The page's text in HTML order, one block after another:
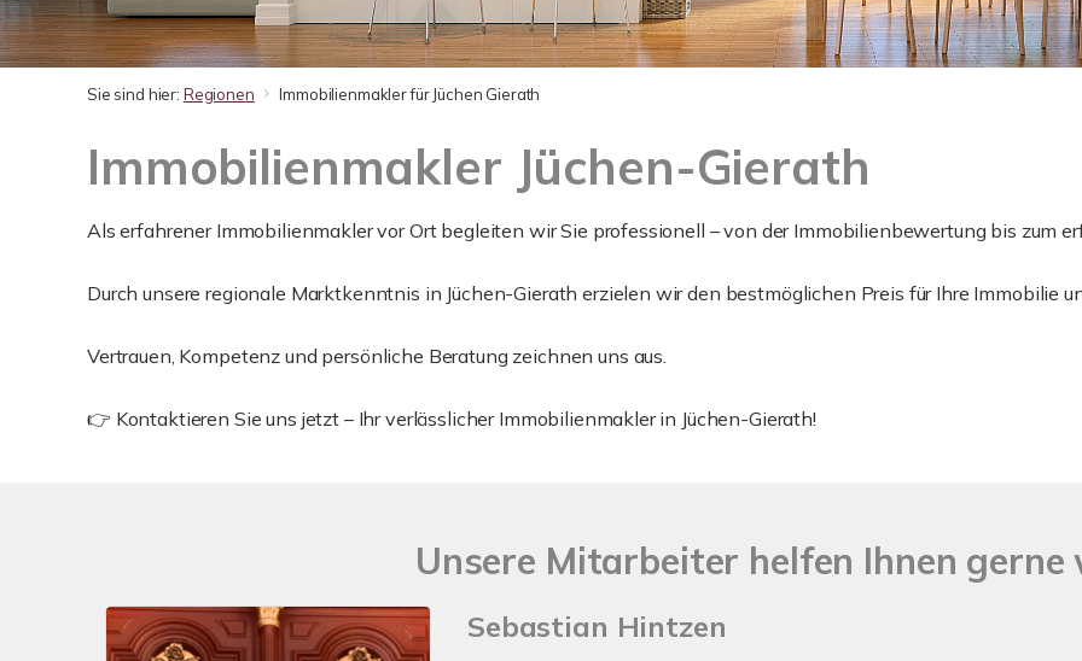
Sie sind hier: Regionen Immobilienmakler für Jüchen Gierath
Immobilienmakler Jüchen-Gierath
Als erfahrener Immobilienmakler vor Ort begleiten wir Sie professionell – von der Immobilienbewertung bis zum
Durch unsere regionale Marktkenntnis in Jüchen-Gierath erzielen wir den bestmöglichen Preis für Ihre Immobilie
Vertrauen, Kompetenz und persönliche Beratung zeichnen uns aus.
👉 Kontaktieren Sie uns jetzt – Ihr verlässlicher Immobilienmakler in Jüchen-Gierath!
Unsere Mitarbeiter helfen Ihnen gerne
Sebastian Hintzen